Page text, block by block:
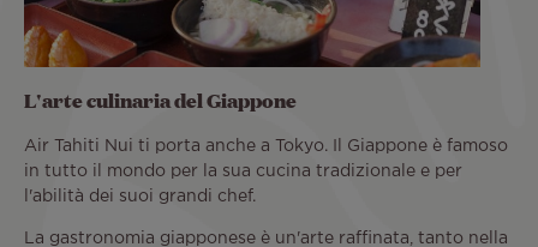
L'arte culinaria del Giappone
Air Tahiti Nui ti porta anche a Tokyo. Il Giappone è famoso
in tutto il mondo per la sua cucina tradizionale e per
l'abilità dei suoi grandi chef.
La gastronomia giapponese è un'arte raffinata, tanto nella